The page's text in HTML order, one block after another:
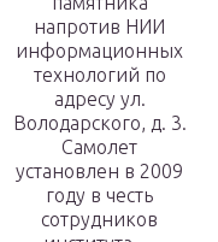
напротив НИИ
информационных
технологий по
адресу ул.
Володарского, д. 3.
Самолет
установлен в 2009
году в честь
сотрудников